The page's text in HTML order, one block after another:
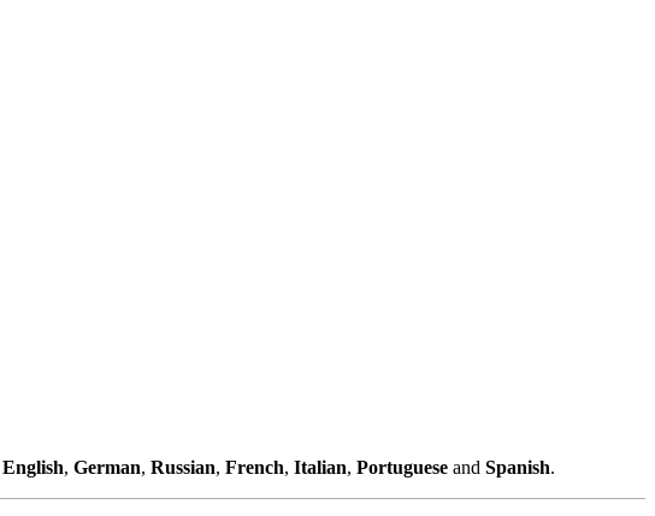
English, German, Russian, French, Italian, Portuguese and Spanish.